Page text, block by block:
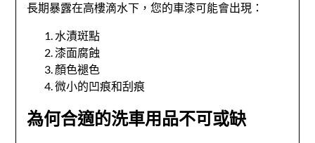
長期暴露在高樓滴水下，您的車漆可能會出現：
水漬斑點
漆面腐蝕
顏色褪色
微小的凹痕和刮痕
為何合適的洗車用品不可或缺